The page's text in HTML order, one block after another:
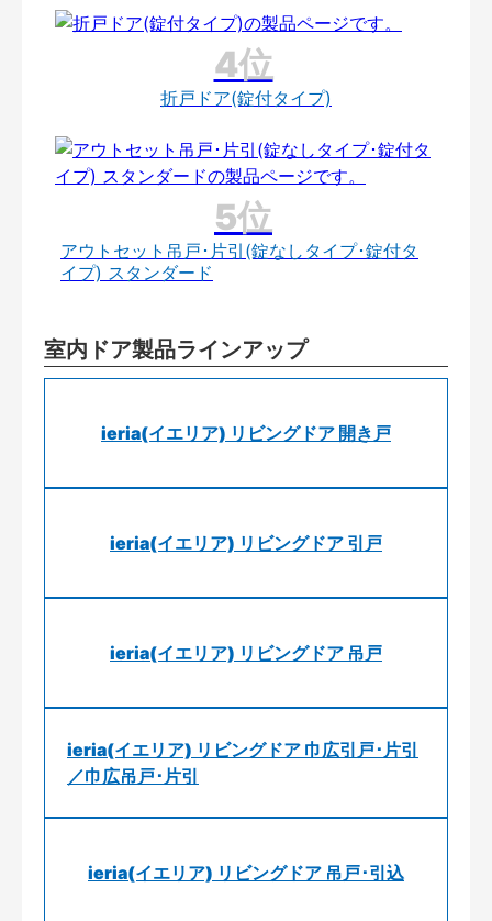
折戸ドア(錠付タイプ)
アウトセット吊戸･片引(錠なしタイプ･錠付タ
イプ) スタンダード
室内ドア製品ラインアップ
ieria(イエリア) リビングドア 開き戸
ieria(イエリア) リビングドア 引戸
ieria(イエリア) リビングドア 吊戸
ieria(イエリア) リビングドア 巾広引戸･片引
／巾広吊戸･片引
ieria(イエリア) リビングドア 吊戸･引込